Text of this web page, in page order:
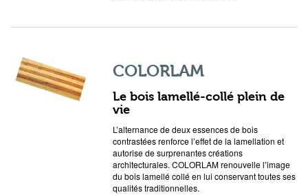
COLORLAM
Le bois lamellé-collé plein de
vie
L’alternance de deux essences de bois
contrastées renforce l’effet de la lamellation et
autorise de surprenantes créations
architecturales. COLORLAM renouvelle l’image
du bois lamellé collé en lui conservant toutes ses
qualités traditionnelles.